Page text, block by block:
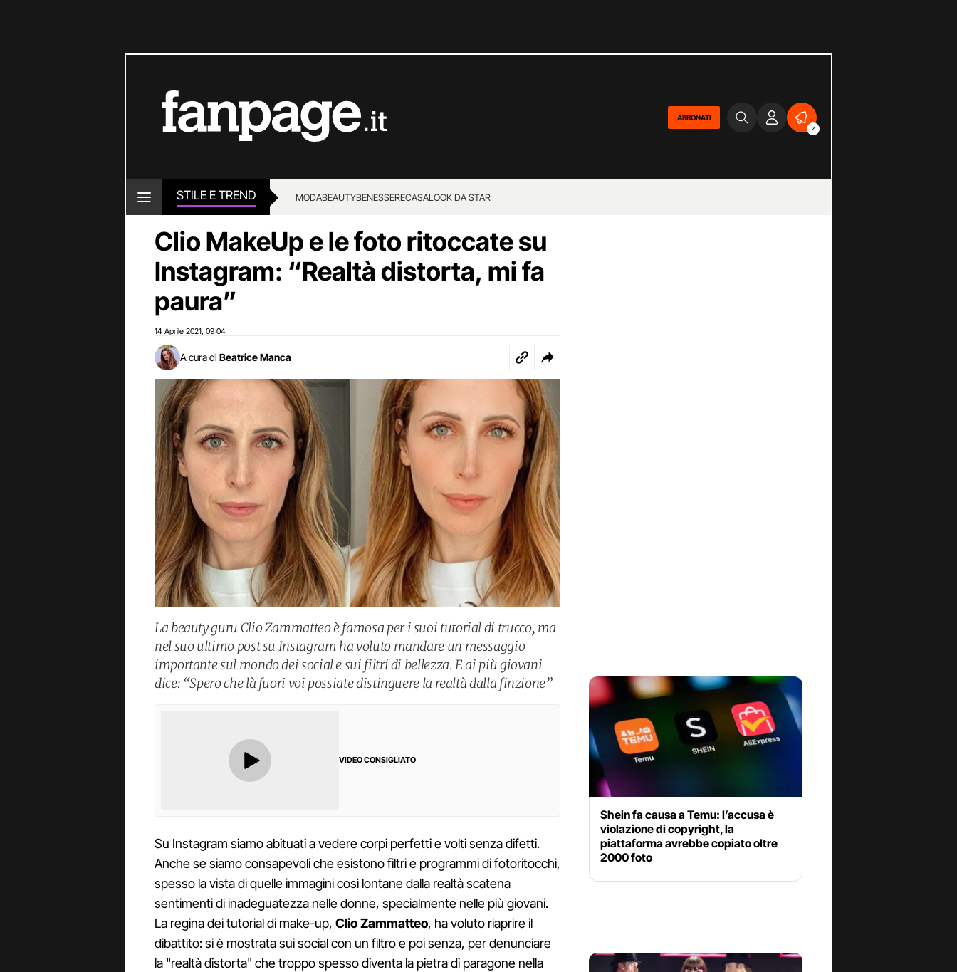
ABBONATI
2
STILE E TREND MODABEAUTYBENESSERECASALOOK DA STAR
Clio MakeUp e le foto ritoccate su
Instagram: “Realtà distorta, mi fa
paura”
14 Aprile 2021 09:04
A cura di Beatrice Manca
La beauty guru Clio Zammatteo è famosa per i suoi tutorial di trucco, ma
nel suo ultimo post su Instagram ha voluto mandare un messaggio
importante sul mondo dei social e sui filtri di bellezza. E ai più giovani
dice: “Spero che là fuori voi possiate distinguere la realtà dalla finzione”
VIDEO CONSIGLIATO
Su Instagram siamo abituati a vedere corpi perfetti e volti senza difetti.
Anche se siamo consapevoli che esistono filtri e programmi di fotoritocchi,
spesso la vista di quelle immagini così lontane dalla realtà scatena
sentimenti di inadeguatezza nelle donne, specialmente nelle più giovani.
La regina dei tutorial di make-up, Clio Zammatteo, ha voluto riaprire il
dibattito: si è mostrata sui social con un filtro e poi senza, per denunciare
la "realtà distorta" che troppo spesso diventa la pietra di paragone nella
Shein fa causa a Temu: l’accusa è
violazione di copyright, la
piattaforma avrebbe copiato oltre
2000 foto